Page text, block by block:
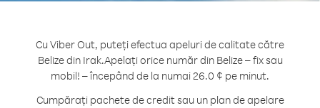
Cu Viber Out, puteți efectua apeluri de calitate către
Belize din Irak.Apelați orice număr din Belize – fix sau
mobil! – începând de la numai 26.0 ¢ pe minut.
Cumpărați pachete de credit sau un plan de apelare